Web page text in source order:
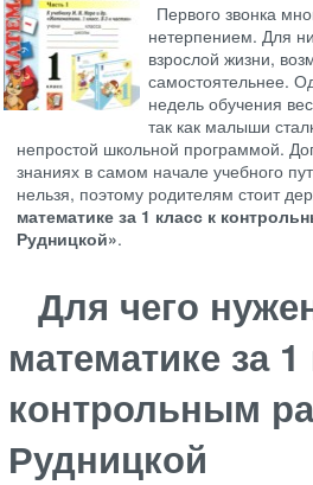
Первого звонка
нетерпением. Для
взрослой жизни,
самостоятельнее.
недель обучения
так как малыши
непростой школьной программой.
знаниях в самом начале учебного
нельзя, поэтому родителям стоит
математике за 1 класс к
Рудницкой».
Для чего
математике за 1
контрольным
Рудницкой